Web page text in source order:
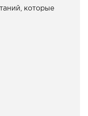
которые